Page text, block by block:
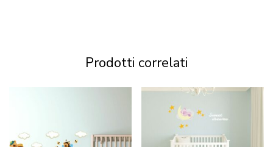
Prodotti correlati